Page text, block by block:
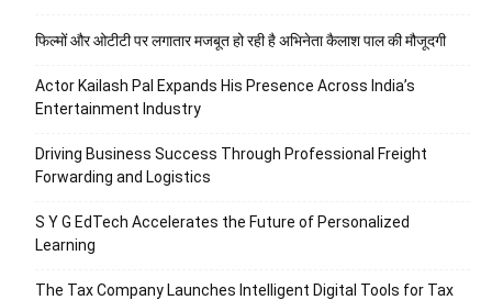
फिल्मों और ओटीटी पर लगातार मजबूत हो रही है अभिनेता कैलाश पाल की मौजूदगी
Actor Kailash Pal Expands His Presence Across India’s
Entertainment Industry
Driving Business Success Through Professional Freight
Forwarding and Logistics
S Y G EdTech Accelerates the Future of Personalized
Learning
The Tax Company Launches Intelligent Digital Tools for Tax